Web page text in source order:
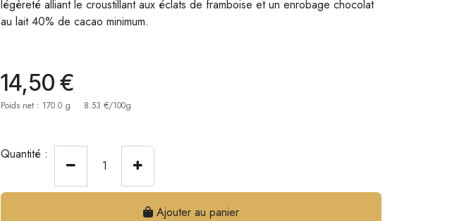
légèreté alliant le croustillant aux éclats de framboise et un enrobage chocolat
au lait 40% de cacao minimum.
14,50 €
Poids net : 170.0 g 8.53 €/100g
Quantité :
Ajouter au panier